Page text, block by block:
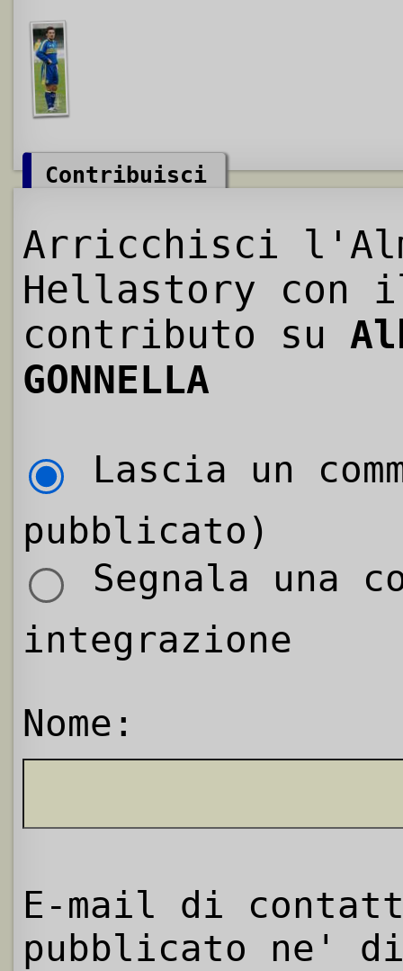
Contribuisci
Arricchisci
Hellastory con
contributo su
GONNELLA
Lascia un
pubblicato)
Segnala una
integrazione
Nome:
E-mail di
pubblicato ne'